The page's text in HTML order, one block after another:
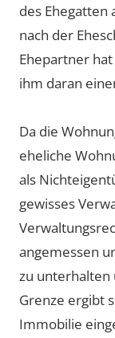
des Ehegatten
nach der
Ehepartner
ihm daran
Da die
eheliche
als
gewisses
angemessen
zu unterhalten
Grenze ergibt
Immobilie